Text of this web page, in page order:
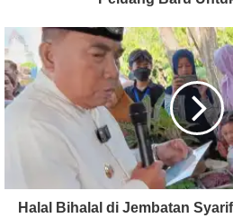
Halal Bihalal di Jembatan